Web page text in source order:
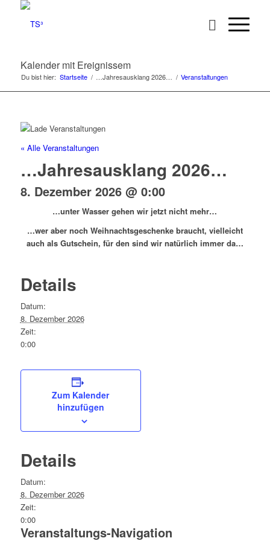
Kalender mit Ereignissem
Du bist hier: Startseite / …Jahresausklang 2026… / Veranstaltungen
« Alle Veranstaltungen
…Jahresausklang 2026…
8. Dezember 2026 @ 0:00
…unter Wasser gehen wir jetzt nicht mehr…
…wer aber noch Weihnachtsgeschenke braucht, vielleicht
auch als Gutschein, für den sind wir natürlich immer da…
Details
Datum:
8. Dezember 2026
Zeit:
0:00
Zum Kalender
hinzufügen
Details
Datum:
8. Dezember 2026
Zeit:
0:00
Veranstaltungs-Navigation